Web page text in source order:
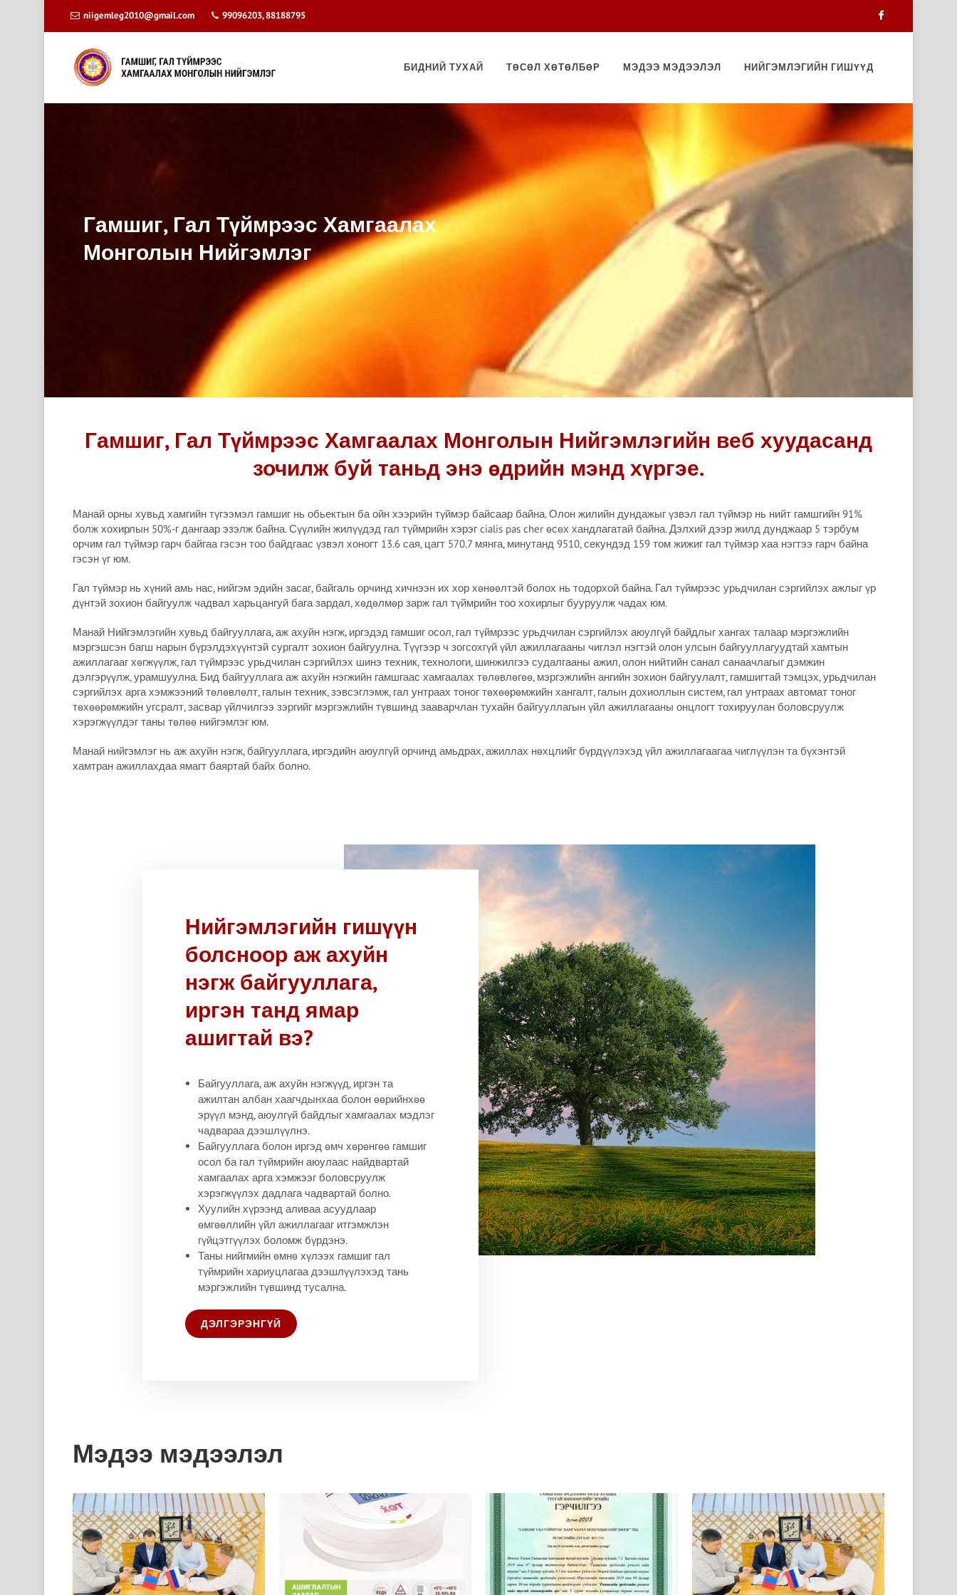
niigemleg2010@gmail.com 99096203, 88188795
БИДНИЙ ТУХАЙ ТӨСӨЛ ХӨТӨЛБӨР МЭДЭЭ МЭДЭЭЛЭЛ НИЙГЭМЛЭГИЙН ГИШҮҮД
Гамшиг, Гал Түймрээс Хамгаалах
Монголын Нийгэмлэг
Гамшиг, Гал Түймрээс Хамгаалах Монголын Нийгэмлэгийн веб хуудасанд
зочилж буй таньд энэ өдрийн мэнд хүргэе.
Манай орны хувьд хамгийн түгээмэл гамшиг нь обьектын ба ойн хээрийн түймэр байсаар байна. Олон жилийн дундажыг үзвэл гал түймэр нь нийт гамшгийн 91%
болж хохирлын 50%-г дангаар эзэлж байна. Сүүлийн жилүүдэд гал түймрийн хэрэг cialis pas cher өсөх хандлагатай байна. Дэлхий дээр жилд дунджаар 5 тэрбум
орчим гал түймэр гарч байгаа гэсэн тоо байдгаас үзвэл хоногт 13.6 сая, цагт 570.7 мянга, минутанд 9510, секундэд 159 том жижиг гал түймэр хаа нэгтээ гарч байна
гэсэн үг юм.
Гал түймэр нь хүний амь нас, нийгэм эдийн засаг, байгаль орчинд хичнээн их хор хөнөөлтэй болох нь тодорхой байна. Гал түймрээс урьдчилан сэргийлэх ажлыг үр
дүнтэй зохион байгуулж чадвал харьцангуй бага зардал, хөдөлмөр зарж гал түймрийн тоо хохирлыг бууруулж чадах юм.
Манай Нийгэмлэгийн хувьд байгууллага, аж ахуйн нэгж, иргэдэд гамшиг осол, гал түймрээс урьдчилан сэргийлэх аюулгүй байдлыг хангах талаар мэргэжлийн
мэргэшсэн багш нарын бүрэлдэхүүнтэй сургалт зохион байгуулна. Түүгээр ч зогсохгүй үйл ажиллагааны чиглэл нэгтэй олон улсын байгууллагуудтай хамтын
ажиллагааг хөгжүүлж, гал түймрээс урьдчилан сэргийлэх шинэ техник, технологи, шинжилгээ судалгааны ажил, олон нийтийн санал санаачлагыг дэмжин
дэлгэрүүлж, урамшуулна. Бид байгууллага аж ахуйн нэгжийн гамшгаас хамгаалах төлөвлөгөө, мэргэжлийн ангийн зохион байгуулалт, гамшигтай тэмцэх, урьдчилан
сэргийлэх арга хэмжээний төлөвлөлт, галын техник, зэвсэглэмж, гал унтраах тоног төхөөрөмжийн хангалт, галын дохиоллын систем, гал унтраах автомат тоног
төхөөрөмжийн угсралт, засвар үйлчилгээ зэргийг мэргэжлийн түвшинд зааварчлан тухайн байгууллагын үйл ажиллагааны онцлогт тохируулан боловсруулж
хэрэгжүүлдэг таны төлөө нийгэмлэг юм.
Манай нийгэмлэг нь аж ахуйн нэгж, байгууллага, иргэдийн аюулгүй орчинд амьдрах, ажиллах нөхцлийг бүрдүүлэхэд үйл ажиллагаагаа чиглүүлэн та бүхэнтэй
хамтран ажиллахдаа ямагт баяртай байх болно.
Нийгэмлэгийн гишүүн
болсноор аж ахуйн
нэгж байгууллага,
иргэн танд ямар
ашигтай вэ?
Байгууллага, аж ахуйн нэгжүүд, иргэн та
ажилтан албан хаагчдынхаа болон өөрийнхөө
эрүүл мэнд, аюулгүй байдлыг хамгаалах мэдлэг
чадвараа дээшлүүлнэ.
Байгууллага болон иргэд өмч хөрөнгөө гамшиг
осол ба гал түймрийн аюулаас найдвартай
хамгаалах арга хэмжээг боловсруулж
хэрэгжүүлэх дадлага чадвартай болно.
Хуулийн хүрээнд аливаа асуудлаар
өмгөөллийн үйл ажиллагааг итгэмжлэн
гүйцэтгүүлэх боломж бүрдэнэ.
Таны нийгмийн өмнө хүлээх гамшиг гал
түймрийн хариуцлагаа дээшлүүлэхэд тань
мэргэжлийн түвшинд тусална.
ДЭЛГЭРЭНГҮЙ
Мэдээ мэдээлэл